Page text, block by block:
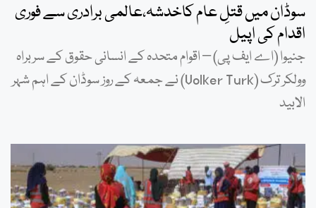
سوڈان میں قتلِ عام کاخدشہ،عالمی برادری سے فوری
اقدام کی اپیل
جنیوا (اے ایف پی) – اقوام متحدہ کے انسانی حقوق کے سربراہ
وولکر ترک (Volker Turk) نے جمعہ کے روز سوڈان کے اہم شہر
الابید